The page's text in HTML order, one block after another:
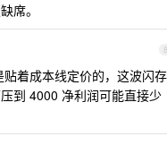
席。
8
着成本线定价的，这波闪存
到 4000 净利润可能直接少